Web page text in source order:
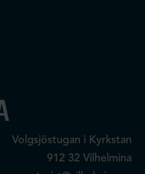
Volgsjöstugan i Kyrkstan
912 32 Vilhelmina